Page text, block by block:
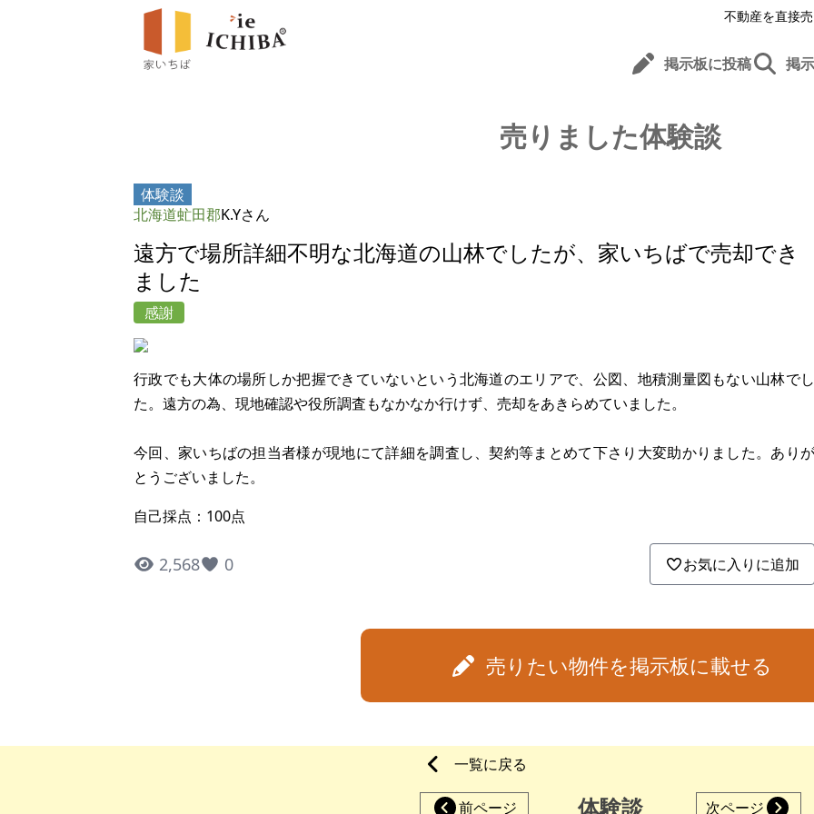
不動産を直接
掲示板に投稿 掲
売りました体験談
体験談
北海道虻田郡K.Yさん
遠方で場所詳細不明な北海道の山林でしたが、家いちばで売却でき
ました
感謝
行政でも大体の場所しか把握できていないという北海道のエリアで、公図、地積測量図もない山林でし
た。遠方の為、現地確認や役所調査もなかなか行けず、売却をあきらめていました。
今回、家いちばの担当者様が現地にて詳細を調査し、契約等まとめて下さり大変助かりました。ありが
とうございました。
自己採点：100点
2,568 0 お気に入りに追加
売りたい物件を掲示板に載せる
一覧に戻る
前ページ 体験談 次ページ